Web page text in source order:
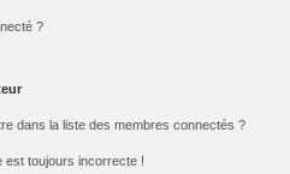
?
dans la liste des membres connectés ?
est toujours incorrecte !